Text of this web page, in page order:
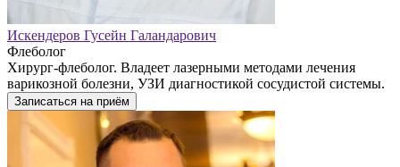
Искендеров Гусейн Галандарович
Флеболог
Хирург-флеболог. Владеет лазерными методами лечения
варикозной болезни, УЗИ диагностикой сосудистой системы.
Записаться на приём